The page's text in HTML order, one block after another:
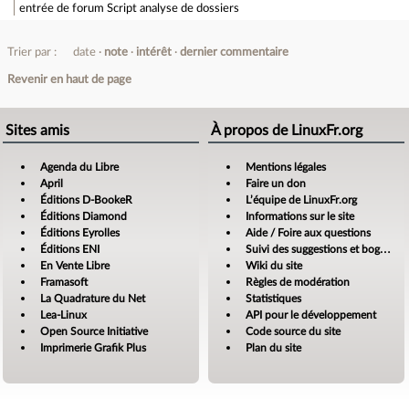
entrée de forum Script analyse de dossiers
Trier par : date note intérêt dernier commentaire
Revenir en haut de page
Sites amis
Agenda du Libre
April
Éditions D-BookeR
Éditions Diamond
Éditions Eyrolles
Éditions ENI
En Vente Libre
Framasoft
La Quadrature du Net
Lea-Linux
Open Source Initiative
Imprimerie Grafik Plus
À propos de LinuxFr.org
Mentions légales
Faire un don
L’équipe de LinuxFr.org
Informations sur le site
Aide / Foire aux questions
Suivi des suggestions et bogues
Wiki du site
Règles de modération
Statistiques
API pour le développement
Code source du site
Plan du site